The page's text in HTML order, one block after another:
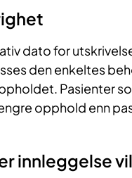
dato for
den enkeltes
Pasienter
opphold enn
innleggelse